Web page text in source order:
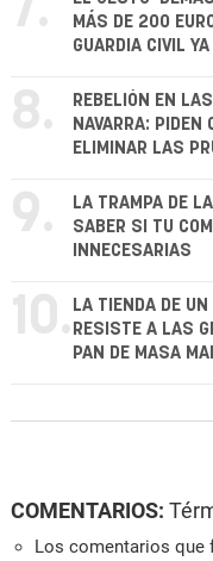
7.
MÁS DE 200
GUARDIA CIVIL
8.
REBELIÓN EN
NAVARRA: PIDEN
ELIMINAR LAS
9.
LA TRAMPA DE
SABER SI TU
INNECESARIAS
10. LA TIENDA DE UN
RESISTE A LAS
PAN DE MASA
COMENTARIOS:
Los comentarios que